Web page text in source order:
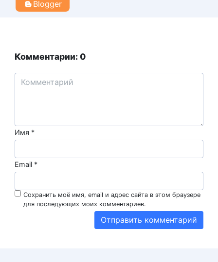
Blogger
Комментарии: 0
Имя *
Email *
Сохранить моё имя, email и адрес сайта в этом браузере
для последующих моих комментариев.